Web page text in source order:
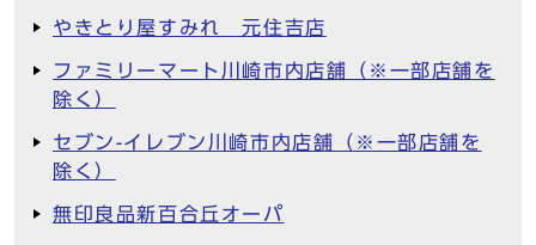
やきとり屋すみれ 元住吉店
ファミリーマート川崎市内店舗（※一部店舗を
除く）
セブン-イレブン川崎市内店舗（※一部店舗を
除く）
無印良品新百合丘オーパ